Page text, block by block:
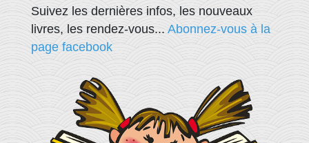
Suivez les dernières infos, les nouveaux
livres, les rendez-vous... Abonnez-vous à la
page facebook